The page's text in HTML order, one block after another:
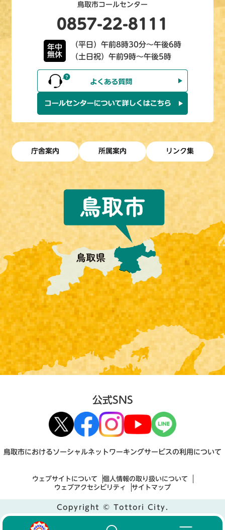
鳥取市コールセンター
0857-22-8111
年中
無休
（平日）午前8時30分～午後6時
（土日祝）午前9時～午後5時
庁舎案内 所属案内 リンク集
公式SNS
鳥取市におけるソーシャルネットワーキングサービスの利用について
ウェブサイトについて
個人情報の取り扱いについて
ウェブアクセシビリティ
サイトマップ
Copyright © Tottori City.